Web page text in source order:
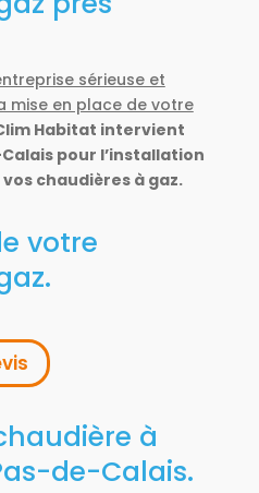
sérieuse et
mise en place de votre
Habitat intervient
pour l’installation
chaudières à gaz.
votre
à
de-Calais.